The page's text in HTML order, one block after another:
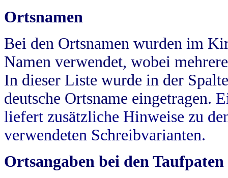
Ortsnamen
Bei den Ortsnamen wurden im
Namen verwendet, wobei
In dieser Liste wurde in der
deutsche Ortsname eingetragen.
liefert zusätzliche Hinweise zu
verwendeten Schreibvarianten.
Ortsangaben bei den Taufpaten